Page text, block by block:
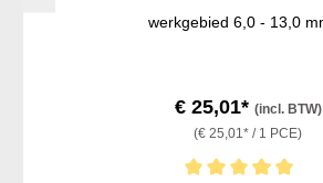
werkgebied 6,0 - 13,0
€ 25,01* (incl. BTW)
(€ 25,01* / 1 PCE)